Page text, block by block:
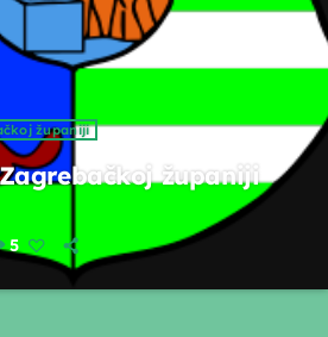
županiji
županiji
5